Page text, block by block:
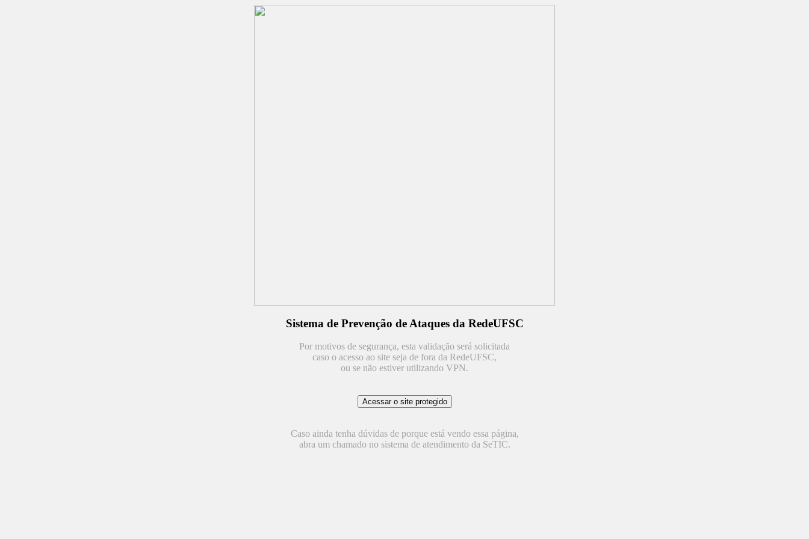
Sistema de Prevenção de Ataques da RedeUFSC
Por motivos de segurança, esta validação será solicitada
caso o acesso ao site seja de fora da RedeUFSC,
ou se não estiver utilizando VPN.
Caso ainda tenha dúvidas de porque está vendo essa página,
abra um chamado no sistema de atendimento da SeTIC.